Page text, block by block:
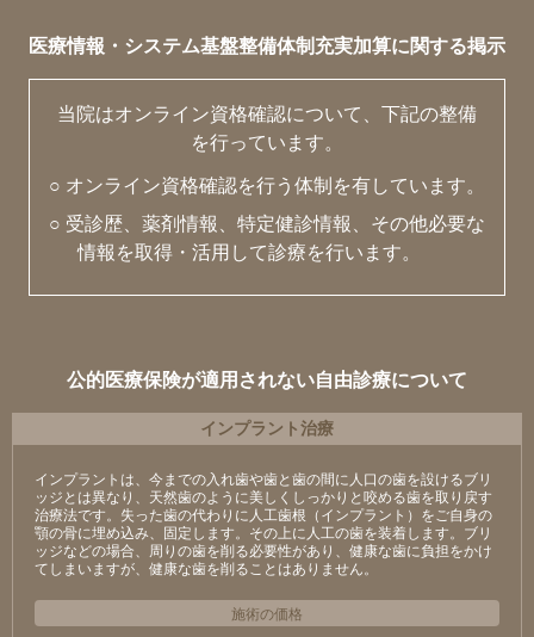
医療情報・システム基盤整備体制充実加算に関する掲示
当院はオンライン資格確認について、下記の整備
を行っています。
○ オンライン資格確認を行う体制を有しています。
○ 受診歴、薬剤情報、特定健診情報、その他必要な
情報を取得・活用して診療を行います。
公的医療保険が適用されない自由診療について
インプラント治療
インプラントは、今までの入れ歯や歯と歯の間に人口の歯を設けるブリ
ッジとは異なり、天然歯のように美しくしっかりと咬める歯を取り戻す
治療法です。失った歯の代わりに人工歯根（インプラント）をご自身の
顎の骨に埋め込み、固定します。その上に人工の歯を装着します。ブリ
ッジなどの場合、周りの歯を削る必要性があり、健康な歯に負担をかけ
てしまいますが、健康な歯を削ることはありません。
施術の価格